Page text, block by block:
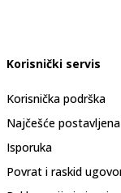
Korisnički servis
Korisnička podrška
Najčešće
Isporuka
Povrat i raskid